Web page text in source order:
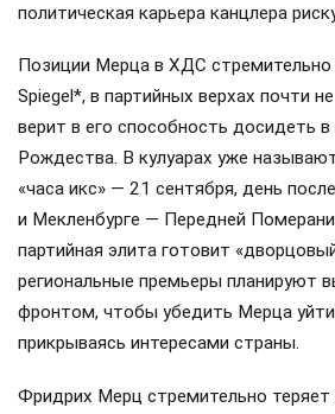
политическая карьера канцлера
Позиции Мерца в ХДС
Spiegel*, в партийных верхах почти
верит в его способность досидеть в
Рождества. В кулуарах уже
«часа икс» — 21 сентября, день
и Мекленбурге — Передней
партийная элита готовит
региональные премьеры планируют
фронтом, чтобы убедить Мерца
прикрываясь интересами страны.
Фридрих Мерц стремительно